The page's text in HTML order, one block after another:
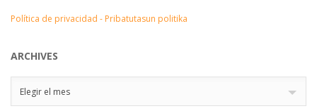
Política de privacidad - Pribatutasun politika
ARCHIVES
Elegir el mes